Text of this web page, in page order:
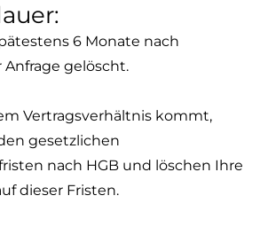
6 Monate nach
gelöscht.
Vertragsverhältnis kommt,
gesetzlichen
nach HGB und löschen Ihre
dieser Fristen.